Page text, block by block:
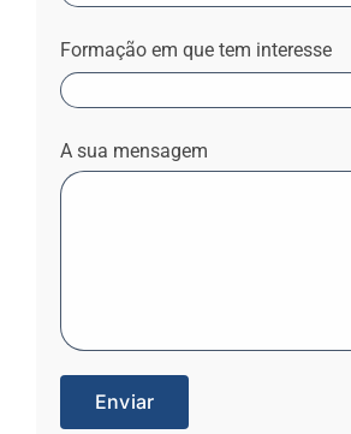
Formação em que tem interesse
A sua mensagem